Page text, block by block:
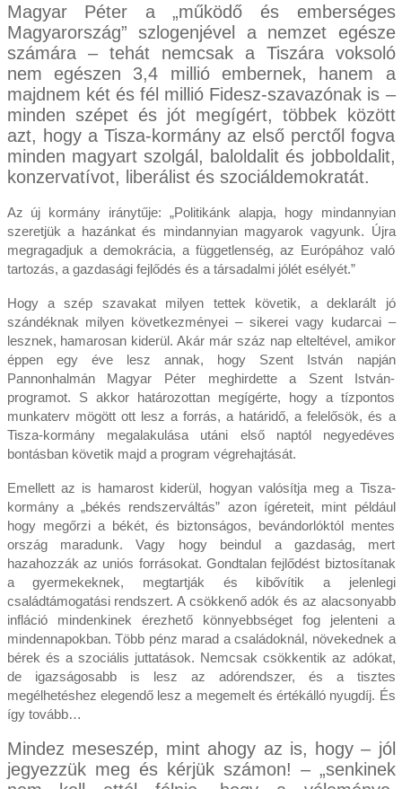
Magyar Péter a „működő és emberséges
Magyarország” szlogenjével a nemzet egésze
számára – tehát nemcsak a Tiszára voksoló
nem egészen 3,4 millió embernek, hanem a
majdnem két és fél millió Fidesz-szavazónak is –
minden szépet és jót megígért, többek között
azt, hogy a Tisza-kormány az első perctől fogva
minden magyart szolgál, baloldalit és jobboldalit,
konzervatívot, liberálist és szociáldemokratát.
Az új kormány iránytűje: „Politikánk alapja, hogy mindannyian
szeretjük a hazánkat és mindannyian magyarok vagyunk. Újra
megragadjuk a demokrácia, a függetlenség, az Európához való
tartozás, a gazdasági fejlődés és a társadalmi jólét esélyét.”
Hogy a szép szavakat milyen tettek követik, a deklarált jó
szándéknak milyen következményei – sikerei vagy kudarcai –
lesznek, hamarosan kiderül. Akár már száz nap elteltével, amikor
éppen egy éve lesz annak, hogy Szent István napján
Pannonhalmán Magyar Péter meghirdette a Szent István-
programot. S akkor határozottan megígérte, hogy a tízpontos
munkaterv mögött ott lesz a forrás, a határidő, a felelősök, és a
Tisza-kormány megalakulása utáni első naptól negyedéves
bontásban követik majd a program végrehajtását.
Emellett az is hamarost kiderül, hogyan valósítja meg a Tisza-
kormány a „békés rendszerváltás” azon ígéreteit, mint például
hogy megőrzi a békét, és biztonságos, bevándorlóktól mentes
ország maradunk. Vagy hogy beindul a gazdaság, mert
hazahozzák az uniós forrásokat. Gondtalan fejlődést biztosítanak
a gyermekeknek, megtartják és kibővítik a jelenlegi
családtámogatási rendszert. A csökkenő adók és az alacsonyabb
infláció mindenkinek érezhető könnyebbséget fog jelenteni a
mindennapokban. Több pénz marad a családoknál, növekednek a
bérek és a szociális juttatások. Nemcsak csökkentik az adókat,
de igazságosabb is lesz az adórendszer, és a tisztes
megélhetéshez elegendő lesz a megemelt és értékálló nyugdíj. És
így tovább…
Mindez meseszép, mint ahogy az is, hogy – jól
jegyezzük meg és kérjük számon! – „senkinek